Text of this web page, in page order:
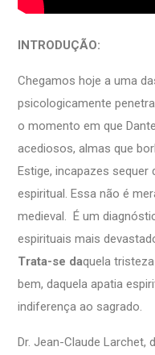
INTRODUÇÃO:
Chegamos hoje a uma
psicologicamente
o momento em que
acediosos, almas que
Estige, incapazes
espiritual. Essa não é
medieval. É um
espirituais mais
Trata-se daquela
bem, daquela apatia
indiferença ao sagrado.
Dr. Jean-Claude Larchet,